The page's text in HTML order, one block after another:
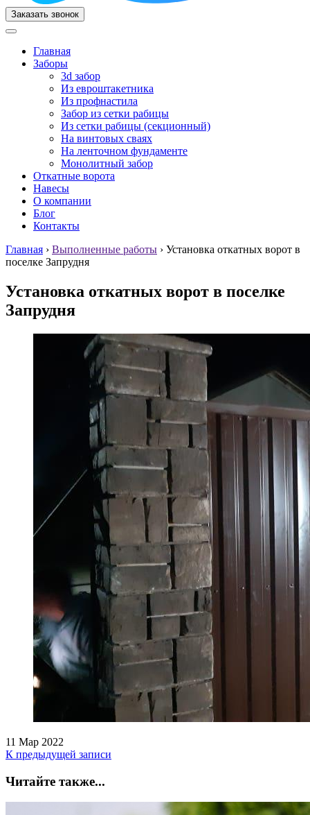
Заказать звонок
Главная
Заборы
3d забор
Из евроштакетника
Из профнастила
Забор из сетки рабицы
Из сетки рабицы (секционный)
На винтовых сваях
На ленточном фундаменте
Монолитный забор
Откатные ворота
Навесы
О компании
Блог
Контакты
Главная › Выполненные работы › Установка откатных ворот в
поселке Запрудня
Установка откатных ворот в поселке
Запрудня
11 Мар 2022
К предыдущей записи
Читайте также...